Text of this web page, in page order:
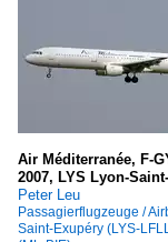
A 319-100
A 330-
ATR
Air Méditerranée, F-
2007, LYS Lyon-
Peter Leu
Passagierflugzeuge /
Saint-Exupéry (LYS-